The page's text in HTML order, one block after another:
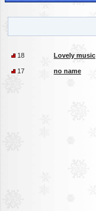
18 Lovely music
17 no name